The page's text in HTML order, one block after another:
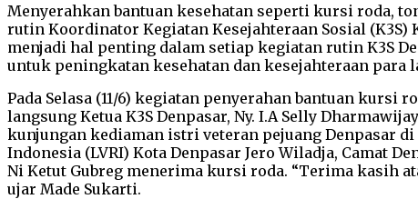
Menyerahkan bantuan kesehatan seperti kursi roda,
rutin Koordinator Kegiatan Kesejahteraan Sosial
menjadi hal penting dalam setiap kegiatan rutin K3S
untuk peningkatan kesehatan dan kesejahteraan para
Pada Selasa (11/6) kegiatan penyerahan bantuan kursi
langsung Ketua K3S Denpasar, Ny. I.A Selly
kunjungan kediaman istri veteran pejuang Denpasar
Indonesia (LVRI) Kota Denpasar Jero Wiladja, Camat
Ni Ketut Gubreg menerima kursi roda. “Terima kasih
ujar Made Sukarti.